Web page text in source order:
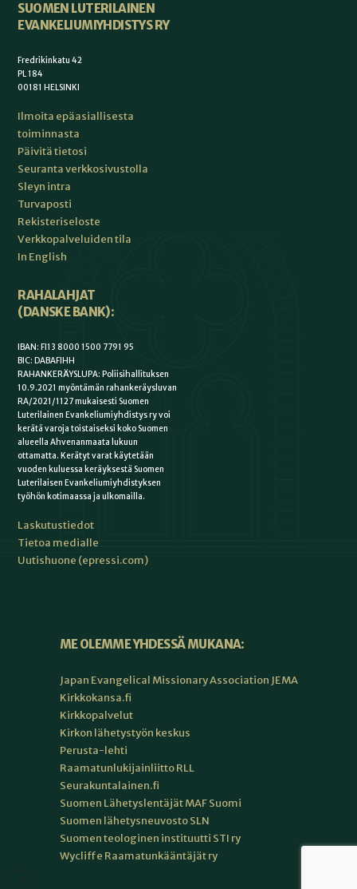
SUOMEN LUTERILAINEN
EVANKELIUMIYHDISTYS RY
Fredrikinkatu 42
PL 184
00181 HELSINKI
Ilmoita epäasiallisesta
toiminnasta
Päivitä tietosi
Seuranta verkkosivustolla
Sleyn intra
Turvaposti
Rekisteriseloste
Verkkopalveluiden tila
In English
RAHALAHJAT
(DANSKE BANK):
IBAN: FI13 8000 1500 7791 95
BIC: DABAFIHH
RAHANKERÄYSLUPA: Poliisihallituksen
10.9.2021 myöntämän rahankeräysluvan
RA/2021/1127 mukaisesti Suomen
Luterilainen Evankeliumiyhdistys ry voi
kerätä varoja toistaiseksi koko Suomen
alueella Ahvenanmaata lukuun
ottamatta. Kerätyt varat käytetään
vuoden kuluessa keräyksestä Suomen
Luterilaisen Evankeliumiyhdistyksen
työhön kotimaassa ja ulkomailla.
Laskutustiedot
Tietoa medialle
Uutishuone (epressi.com)
ME OLEMME YHDESSÄ MUKANA:
Japan Evangelical Missionary Association JEMA
Kirkkokansa.fi
Kirkkopalvelut
Kirkon lähetystyön keskus
Perusta-lehti
Raamatunlukijainliitto RLL
Seurakuntalainen.fi
Suomen Lähetyslentäjät MAF Suomi
Suomen lähetysneuvosto SLN
Suomen teologinen instituutti STI ry
Wycliffe Raamatunkääntäjät ry